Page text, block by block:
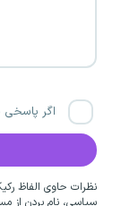
اگر پاسخی
نظرات حاوی الفاظ
سیاسی، نام بردن از